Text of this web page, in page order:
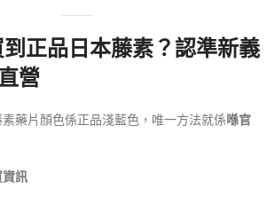
正品日本藤素？認準新義
營
藥片顏色係正品淺藍色，唯一方法就係喺官
訊